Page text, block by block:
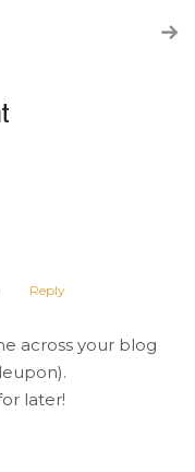
Reply
across your blog
later!